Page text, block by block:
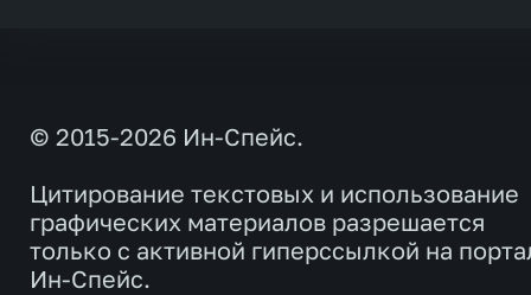
© 2015-2026 Ин-Спейс.
Цитирование текстовых и использование
графических материалов разрешается
только с активной гиперссылкой на
Ин-Спейс.